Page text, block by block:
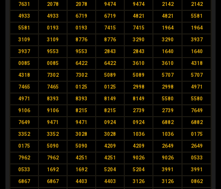
7631 2078 2078 9474 9474 2142 2142
4933 4933 6719 6719 4821 4821 5581
5581 0193 0193 7415 7415 1964 1964
3109 3109 8776 8776 3290 3290 3937
3937 9553 9553 2843 2843 1640 1640
0085 0085 6422 6422 3610 3610 4318
4318 7302 7302 5089 5089 5707 5707
7465 7465 0125 0125 2998 2998 4971
4971 8393 8393 8149 8149 5580 5580
9106 9106 8215 8215 2739 2739 7649
7649 9471 9471 0924 0924 6882 6882
3352 3352 3028 3028 1036 1036 0175
0175 5090 5090 4209 4209 2649 2649
7962 7962 4251 4251 9026 9026 0533
0533 1692 1692 5204 5204 3991 3991
6867 6867 4403 4403 3126 3126 0862